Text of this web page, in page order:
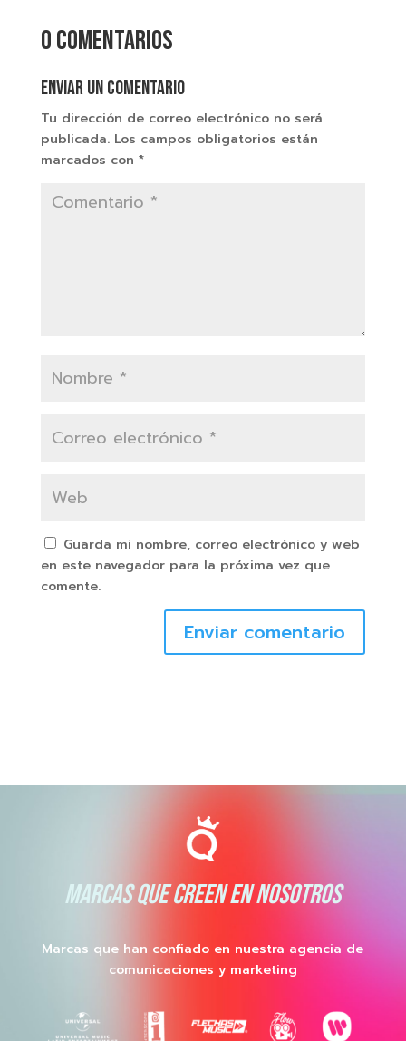
0 comentarios
Enviar un comentario
Tu dirección de correo electrónico no será
publicada. Los campos obligatorios están
marcados con *
Guarda mi nombre, correo electrónico y web
en este navegador para la próxima vez que
comente.
Enviar comentario
MARCAS QUE CREEN EN NOSOTROS
Marcas que han confiado en nuestra agencia de
comunicaciones y marketing